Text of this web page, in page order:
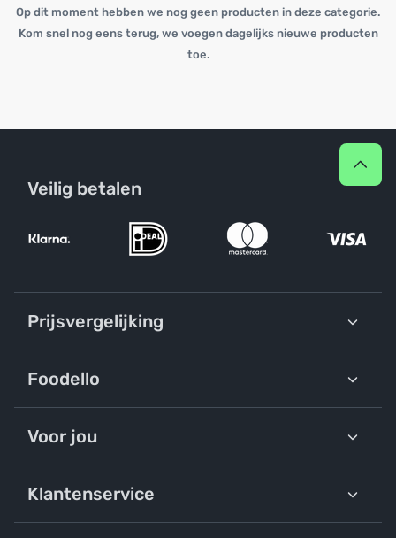
Op dit moment hebben we nog geen producten in deze categorie.
Kom snel nog eens terug, we voegen dagelijks nieuwe producten
toe.
Veilig betalen
Prijsvergelijking
Foodello
Voor jou
Klantenservice